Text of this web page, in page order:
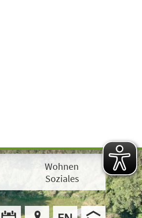
Wohnen
Soziales